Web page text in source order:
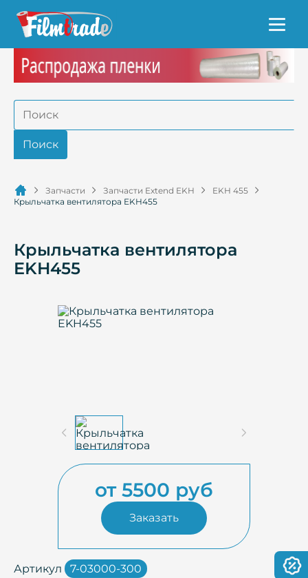
Запчасти Запчасти Extend EKH
EKH 455
Крыльчатка вентилятора EKH455
Крыльчатка вентилятора
EKH455
от 5500 руб
Заказать
Артикул 7-03000-300